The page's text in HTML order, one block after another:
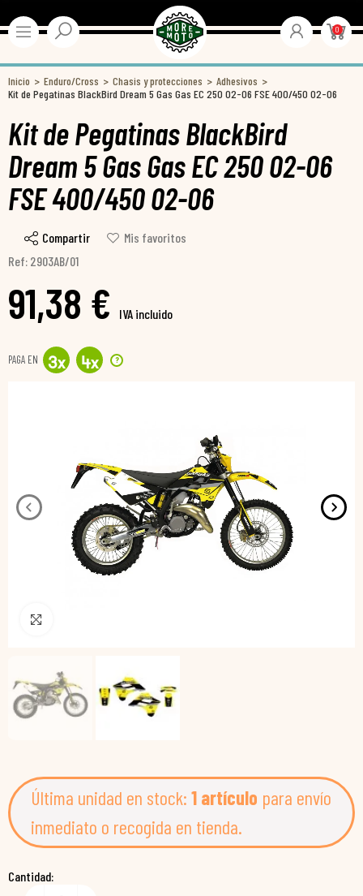
0
Inicio Enduro/Cross Chasis y protecciones
Adhesivos
Kit de Pegatinas BlackBird Dream 5 Gas Gas EC 250 02-06 FSE 400/450 02-06
Kit de Pegatinas BlackBird
Dream 5 Gas Gas EC 250 02-06
FSE 400/450 02-06
Compartir
Mis favoritos
Ref: 2903AB/01
91,38 € IVA incluido
PAGA EN 3x 4x ?
Última unidad en stock: 1 artículo para envío
inmediato o recogida en tienda.
Cantidad: